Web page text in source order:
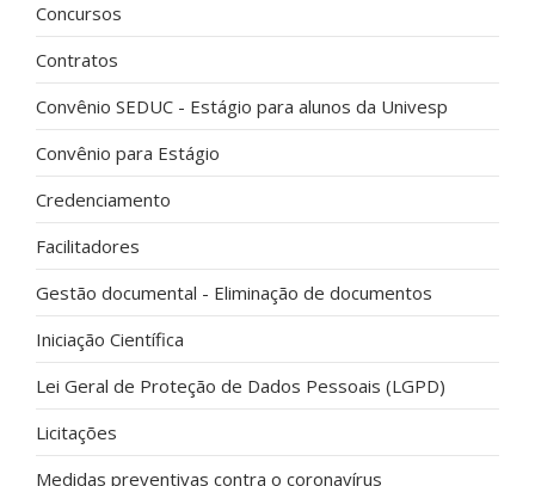
Concursos
Contratos
Convênio SEDUC - Estágio para alunos da Univesp
Convênio para Estágio
Credenciamento
Facilitadores
Gestão documental - Eliminação de documentos
Iniciação Científica
Lei Geral de Proteção de Dados Pessoais (LGPD)
Licitações
Medidas preventivas contra o coronavírus